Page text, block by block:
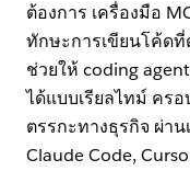
ต้องการ เครื่องมือ
ทักษะการเขียนโค้ดที่
ช่วยให้ coding
ได้แบบเรียลไทม์ คร
ตรรกะทางธุรกิจ ผ่า
Claude Code,